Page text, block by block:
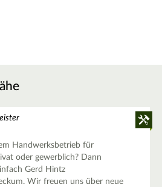
Handwerksbetrieb für
oder gewerblich? Dann
Gerd Hintz
Wir freuen uns über neue